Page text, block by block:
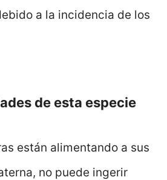
a la incidencia de los
de esta especie
están alimentando a sus
no puede ingerir